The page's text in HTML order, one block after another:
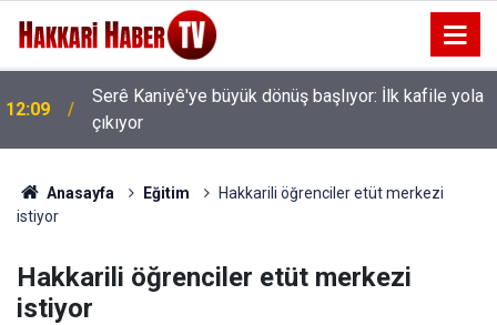
11:35
AK Parti Hakkâri Teşkilatı Esendere'de kadınlarla
buluştu
Anasayfa Eğitim
Hakkarili öğrenciler etüt merkezi
istiyor
Hakkarili öğrenciler etüt merkezi
istiyor